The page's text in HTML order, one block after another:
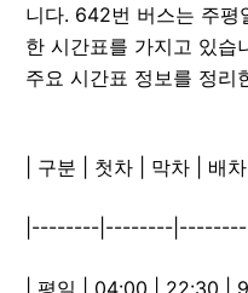
니다. 642번 버스는 주평
한 시간표를 가지고 있습
주요 시간표 정보를 정리
| 구분 | 첫차 | 막차 | 배차
|--------|--------
| 평일 | 04:00 | 22:30 |